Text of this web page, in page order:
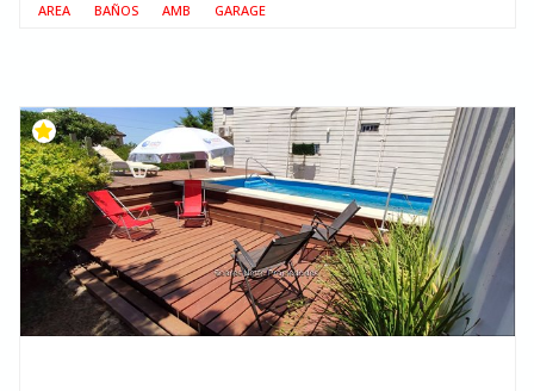
AREA BAÑOS AMB GARAGE